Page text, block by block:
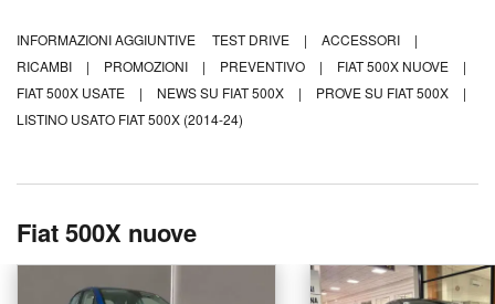
INFORMAZIONI AGGIUNTIVE TEST DRIVE | ACCESSORI
|
RICAMBI
| PROMOZIONI | PREVENTIVO | FIAT 500X NUOVE
|
FIAT 500X USATE
| NEWS SU FIAT 500X | PROVE SU FIAT 500X
|
LISTINO USATO FIAT 500X (2014-24)
Fiat 500X nuove